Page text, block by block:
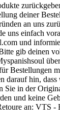
deiner
an uns
uns einfach
und
gib deinen
Bestellungen
darauf hin,
Sie in der
und keine
an: VTS